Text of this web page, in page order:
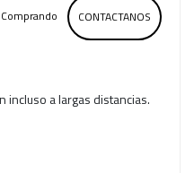
CONTACTANOS
a largas distancias.